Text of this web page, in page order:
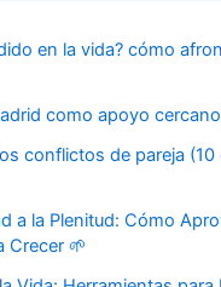
en la vida? cómo
como apoyo
conflictos de pareja (10
a la Plenitud: Cómo
Crecer 🌱